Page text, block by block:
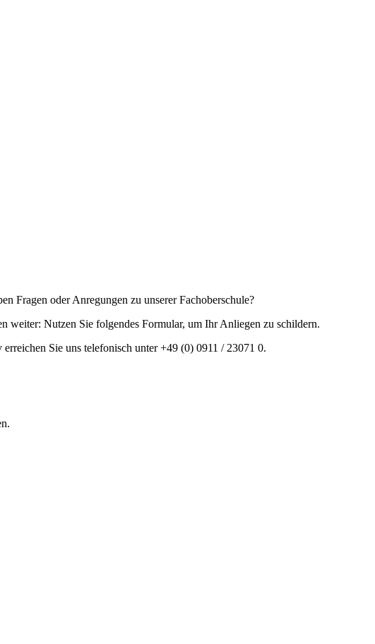
Fragen oder Anregungen zu unserer Fachoberschule?
weiter: Nutzen Sie folgendes Formular, um Ihr Anliegen zu schildern.
erreichen Sie uns telefonisch unter +49 (0) 0911 / 23071 0.